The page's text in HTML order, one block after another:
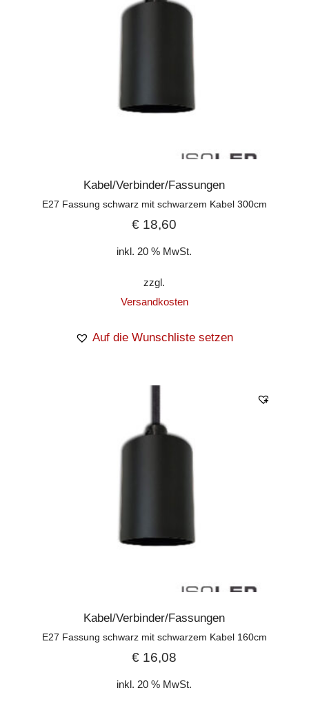
Kabel/Verbinder/Fassungen
E27 Fassung schwarz mit schwarzem Kabel 300cm
€ 18,60
inkl. 20 % MwSt.
zzgl.
Versandkosten
Auf die Wunschliste setzen
Kabel/Verbinder/Fassungen
E27 Fassung schwarz mit schwarzem Kabel 160cm
€ 16,08
inkl. 20 % MwSt.